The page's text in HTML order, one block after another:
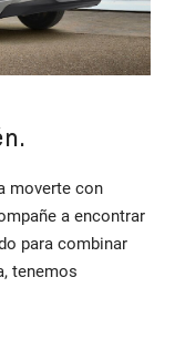
moverte con
a encontrar
para combinar
tenemos